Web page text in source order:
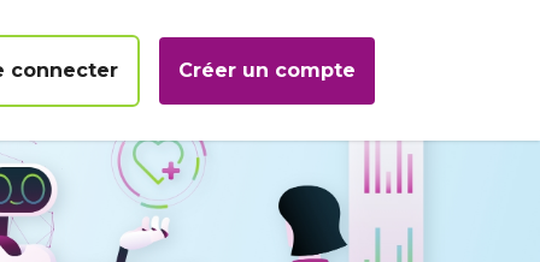
connecter Créer un compte